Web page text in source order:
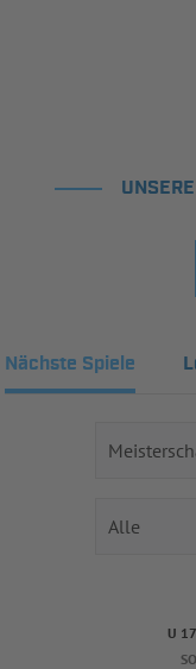
Nächste Spiele
U